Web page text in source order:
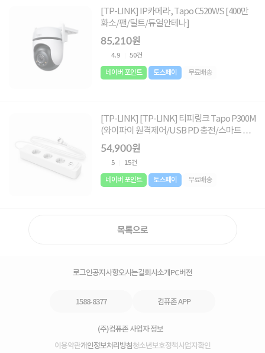
[TP-LINK] IP카메라, Tapo C520WS [400만
화소/팬/틸트/듀얼안테나]
85,210원
4.9 50건
네이버 포인트 토스페이 무료배송
[TP-LINK] [TP-LINK] 티피링크 Tapo P300M
(와이파이 원격제어/USB PD 충전/스마트 앱
제어/IoT/타이머 콘센트)/다중 보호 시스템)
54,900원
5 15건
네이버 포인트 토스페이 무료배송
목록으로
로그인공지사항오시는길회사소개PC버전
1588-8377 컴퓨존 APP
(주)컴퓨존 사업자 정보
이용약관개인정보처리방침청소년보호정책사업자확인